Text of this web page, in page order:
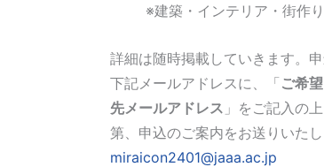
※建築・インテリア・街作
詳細は随時掲載していきます。
下記メールアドレスに、「ご希
先メールアドレス 」をご記入の
第、申込のご案内をお送りいたし
miraicon2401@jaaa.ac.jp